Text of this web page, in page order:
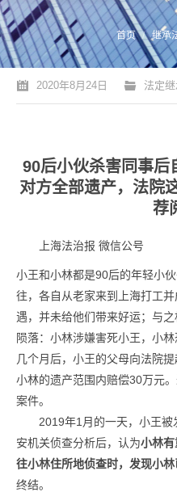
您的位置： 首页 继承
2020年8月24日 法定
90后小伙杀害同事后
对方全部遗产，法院
荐
上海法治报 微信公号
小王和小林都是90后的年轻小
往，各自从老家来到上海打工
遇，并未给他们带来好运；与
陨落：小林涉嫌害死小王，小林
几个月后，小王的父母向法院
小林的遗产范围内赔偿30万元
案件。
2019年1月的一天，小王
安机关侦查分析后，认为小林
往小林住所地侦查时，发现小林
终结。